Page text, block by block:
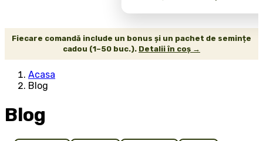
Fiecare comandă include un bonus și un pachet de semințe
cadou (1–50 buc.). Detalii în coș →
Acasa
Blog
Blog